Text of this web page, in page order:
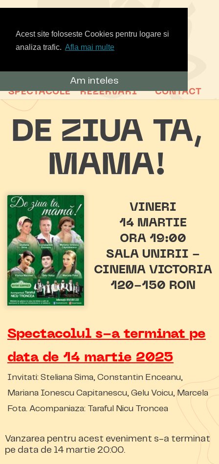
Acest site foloseste Cookies pentru logare si
analiza trafic. Afla mai multe
Am inteles
SPECTACOLE REZERVARI CONTACT
DE ZIUA TA,
MAMA!
VINERI
14 MARTIE
ORA 19:00
SALA UNIRII -
CINEMA VICTORIA
120-150 RON
Spectacolul s-a terminat pe
data de 14 martie 2025
Invitati: Steliana Sima, Constantin Enceanu,
Mariana Ionescu Capitanescu, Gelu Voicu, Marcela
Fota. Acompaniaza: Taraful Nicu Troncea
Vanzarea pentru acest eveniment s-a terminat
pe data de 14 martie 20:00.